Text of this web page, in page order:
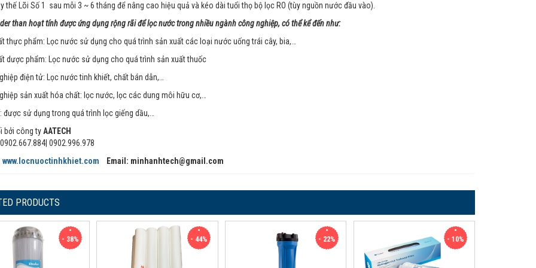
thế Lõi Số 1 sau mỗi 3 ~ 6 tháng để nâng cao hiệu quả và kéo dài tuổi thọ bộ lọc RO (tùy nguồn nước đầu vào).
than hoạt tính được ứng dụng rộng rãi để lọc nước trong nhiều ngành công nghiệp, có thể kể đến như:
thực phẩm: Lọc nước sử dụng cho quá trình sản xuất các loại nước uống trái cây, bia,…
dược phẩm: Lọc nước sử dụng cho quá trình sản xuất thuốc
điện tử: Lọc nước tinh khiết, chất bán dẫn,…
sản xuất hóa chất: lọc nước, lọc các dung môi hữu cơ,…
được sử dụng trong quá trình lọc giếng dầu,…
bởi công tyAATECH
0902.996.978
www.locnuoctinhkhiet.com Email: minhanhtech@gmail.com
PRODUCTS
- 38% - 44% - 22% - 10%